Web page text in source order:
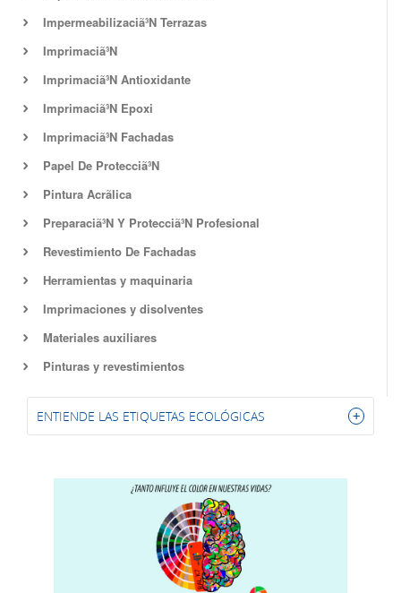
Impermeabilizaciã³N Terrazas
Imprimaciã³N
Imprimaciã³N Antioxidante
Imprimaciã³N Epoxi
Imprimaciã³N Fachadas
Papel De Protecciã³N
Pintura Acrã­lica
Preparaciã³N Y Protecciã³N Profesional
Revestimiento De Fachadas
Herramientas y maquinaria
Imprimaciones y disolventes
Materiales auxiliares
Pinturas y revestimientos
ENTIENDE LAS ETIQUETAS ECOLÓGICAS